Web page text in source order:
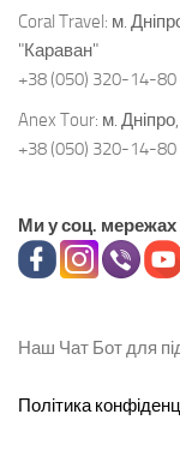
Coral Travel: м.
"Караван"
+38 (050) 320-14-80
Anex Tour: м.
+38 (050) 320-14-80
Ми у соц. мережах
Наш Чат Бот для
Політика